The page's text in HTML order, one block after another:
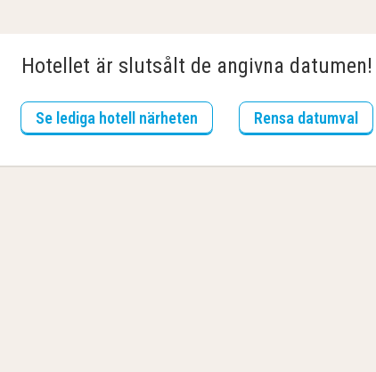
Hotellet är slutsålt de angivna datumen!
Se lediga hotell närheten Rensa datumval